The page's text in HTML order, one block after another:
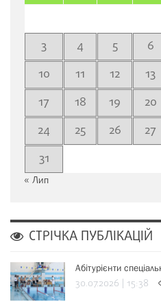
3
4 5 6
10
11 12 13
17
18 19 20
24
25 26 27
31
« Лип
СТРІЧКА ПУБЛІКАЦІЙ
Абітурієнти
30.07.2026 | 15:38